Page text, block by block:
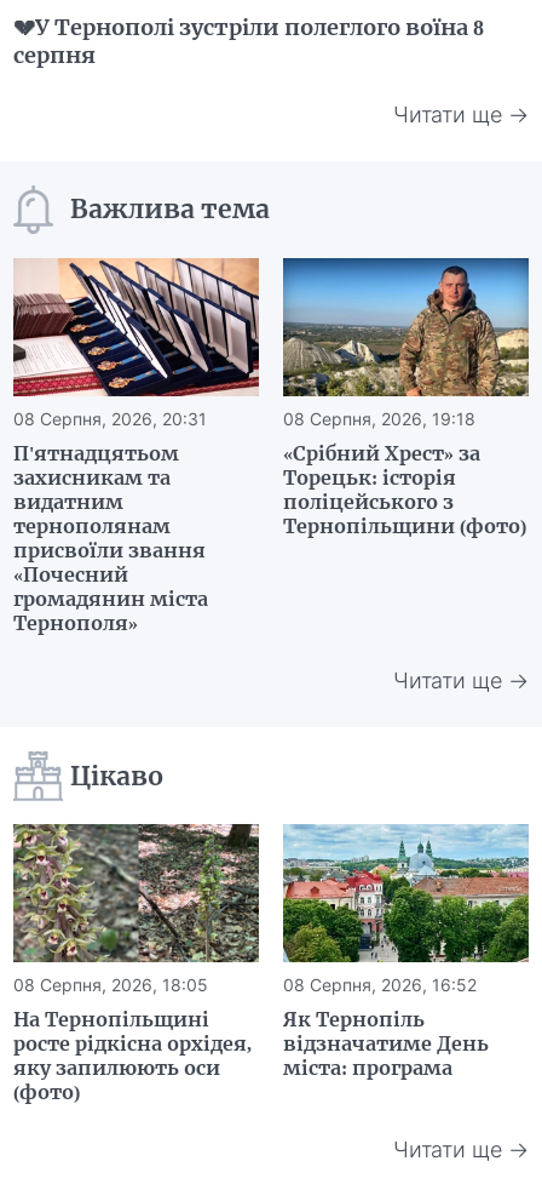
💔У Тернополі зустріли полеглого воїна 8
серпня
Читати ще →
Важлива тема
08 Серпня, 2026, 20:31
П'ятнадцятьом
захисникам та
видатним
тернополянам
присвоїли звання
«Почесний
громадянин міста
Тернополя»
08 Серпня, 2026, 19:18
«Срібний Хрест» за
Торецьк: історія
поліцейського з
Тернопільщини (фото)
Читати ще →
Цікаво
08 Серпня, 2026, 18:05
На Тернопільщині
росте рідкісна орхідея,
яку запилюють оси
(фото)
08 Серпня, 2026, 16:52
Як Тернопіль
відзначатиме День
міста: програма
Читати ще →